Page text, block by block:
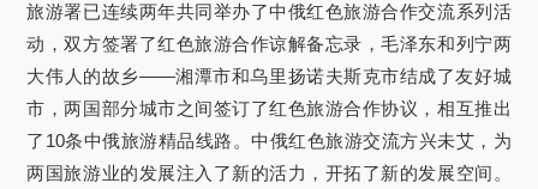
旅游署已连续两年共同举办了中俄红色旅游合作交流系列活
动，双方签署了红色旅游合作谅解备忘录，毛泽东和列宁两
大伟人的故乡——湘潭市和乌里扬诺夫斯克市结成了友好城
市，两国部分城市之间签订了红色旅游合作协议，相互推出
了10条中俄旅游精品线路。中俄红色旅游交流方兴未艾，为
两国旅游业的发展注入了新的活力，开拓了新的发展空间。